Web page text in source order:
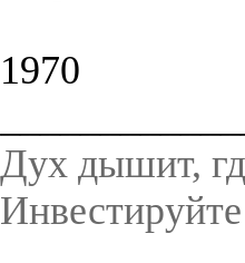
1970
Дух дышит,